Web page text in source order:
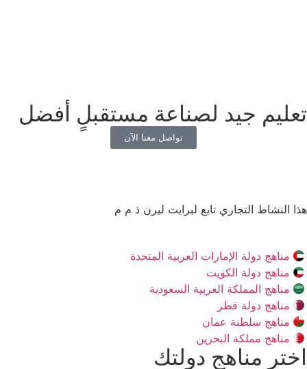
تعليم جيد لصناعة مستقبلٍ أفضل
تواصل معنا الآن
هذا النشاط التجاري تابع لبرايت ليرن ذ م م
مناهج دولة الإمارات العربية المتحدة
مناهج دولة الكويت
مناهج المملكة العربية السعودية
مناهج دولة قطر
مناهج سلطنة عمان
مناهج مملكة البحرين
اختر مناهج دولتك